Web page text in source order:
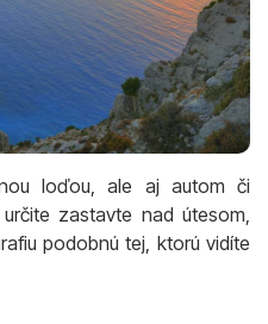
loďou, ale aj autom či
zastavte nad útesom,
podobnú tej, ktorú vidíte